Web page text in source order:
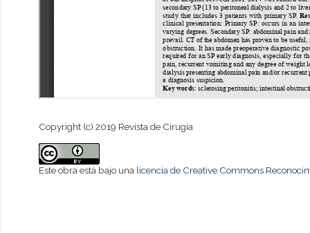
Copyright (c) 2019 Revista de Cirugía
Este obra está bajo una licencia de Creative Commons